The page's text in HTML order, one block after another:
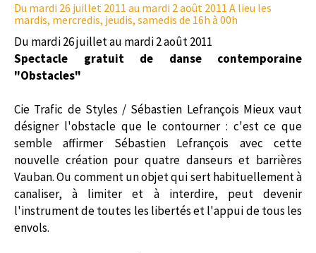
Du mardi 26 juillet 2011 au mardi 2 août 2011 A lieu les
mardis, mercredis, jeudis, samedis de 16h à 00h
Du mardi 26 juillet au mardi 2 août 2011
Spectacle gratuit de danse contemporaine
"Obstacles"
Cie Trafic de Styles / Sébastien Lefrançois Mieux vaut
désigner l'obstacle que le contourner : c'est ce que
semble affirmer Sébastien Lefrançois avec cette
nouvelle création pour quatre danseurs et barrières
Vauban. Ou comment un objet qui sert habituellement à
canaliser, à limiter et à interdire, peut devenir
l'instrument de toutes les libertés et l'appui de tous les
envols.